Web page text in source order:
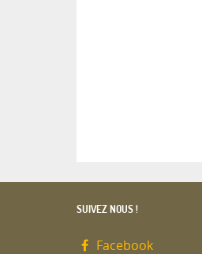
SUIVEZ NOUS !
Facebook